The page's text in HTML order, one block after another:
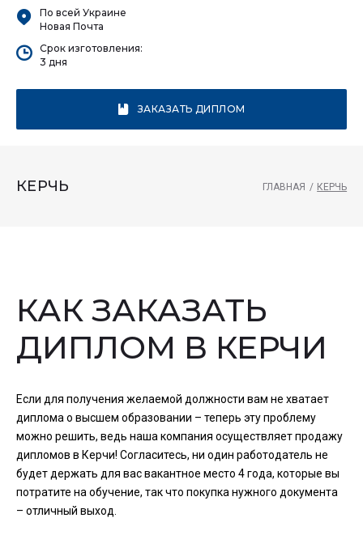
По всей Украине
Новая Почта
Срок изготовления:
3 дня
ЗАКАЗАТЬ ДИПЛОМ
КЕРЧЬ ГЛАВНАЯ / КЕРЧЬ
Керчь
КАК ЗАКАЗАТЬ
ДИПЛОМ В КЕРЧИ
Если для получения желаемой должности вам не хватает
диплома о высшем образовании – теперь эту проблему
можно решить, ведь наша компания осуществляет продажу
дипломов в Керчи! Согласитесь, ни один работодатель не
будет держать для вас вакантное место 4 года, которые вы
потратите на обучение, так что покупка нужного документа
– отличный выход.